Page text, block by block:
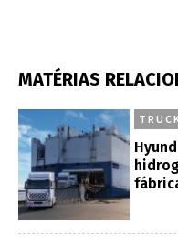
MATÉRIAS